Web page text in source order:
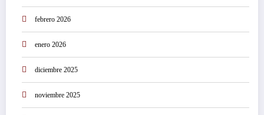
febrero 2026
enero 2026
diciembre 2025
noviembre 2025